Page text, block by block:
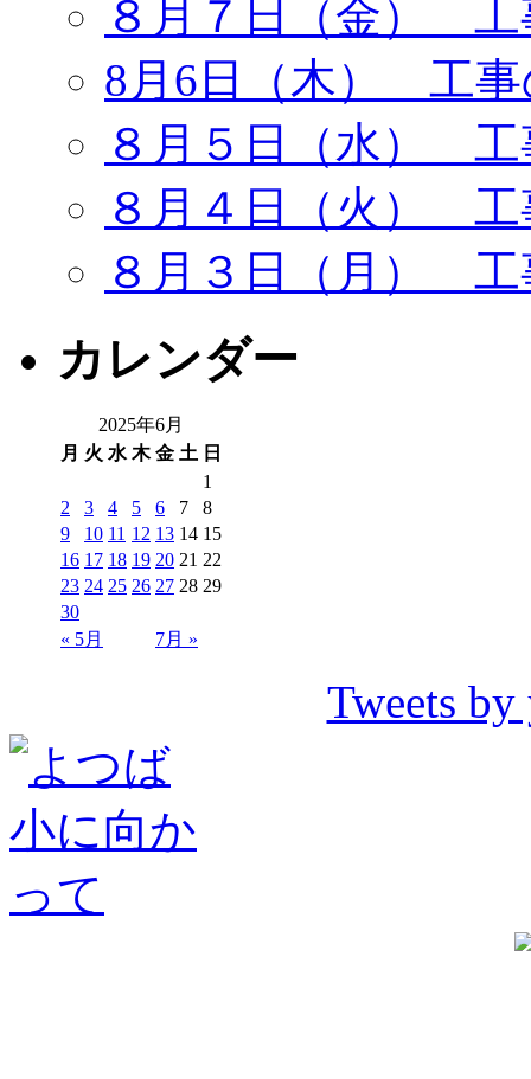
８月７日（金） 工
8月6日（木） 工事
８月５日（水） 工
８月４日（火） 工
８月３日（月） 工
カレンダー
2025年6月
月 火 水 木 金 土 日
« 5月 7月 »
1
2
3 4 5 6 7
8
9
10 11 12 13 14 15
16 17 18 19 20 21 22
23 24 25 26 27 28 29
30
Tweets